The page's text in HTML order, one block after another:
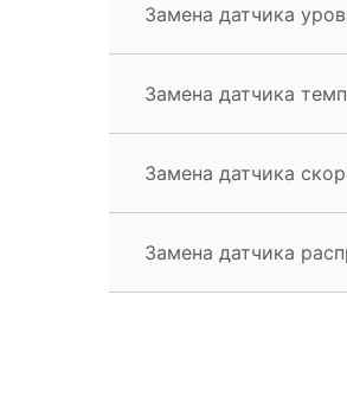
Замена датчика
Замена датчика
Замена датчика
Замена датчика